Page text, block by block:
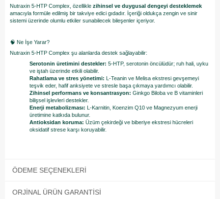
Nutraxin 5-HTP Complex, özellikle zihinsel ve duygusal dengeyi desteklemek
amacıyla formüle edilmiş bir takviye edici gıdadır. İçeriği oldukça zengin ve sinir
sistemi üzerinde olumlu etkiler sunabilecek bileşenler içeriyor.
🧠 Ne İşe Yarar?
Nutraxin 5-HTP Complex şu alanlarda destek sağlayabilir:
Serotonin üretimini destekler: 5-HTP, serotonin öncülüdür; ruh hali, uyku
ve iştah üzerinde etkili olabilir.
Rahatlama ve stres yönetimi: L-Teanin ve Melisa ekstresi gevşemeyi
teşvik eder, hafif anksiyete ve stresle başa çıkmaya yardımcı olabilir.
Zihinsel performans ve konsantrasyon: Ginkgo Biloba ve B vitaminleri
bilişsel işlevleri destekler.
Enerji metabolizması: L-Karnitin, Koenzim Q10 ve Magnezyum enerji
üretimine katkıda bulunur.
Antioksidan koruma: Üzüm çekirdeği ve biberiye ekstresi hücreleri
oksidatif strese karşı koruyabilir.
ÖDEME SEÇENEKLERI
ORJINAL ÜRÜN GARANTISI